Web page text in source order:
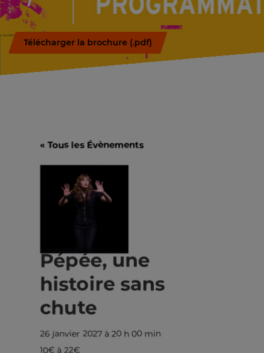
Télécharger la brochure (.pdf)
« Tous les Évènements
Pépée, une
histoire sans
chute
26 janvier 2027 à 20 h 00 min
10€ à 22€